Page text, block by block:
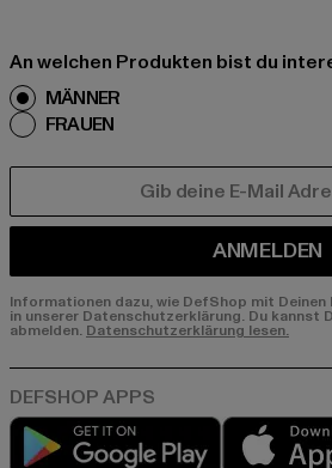
An welchen Produkten bist du
MÄNNER
FRAUEN
ANMELDEN
Informationen dazu, wie DefShop mit
in unserer Datenschutzerklärung. Du kannst
abmelden. Datenschutzerklärung lesen.
Play market